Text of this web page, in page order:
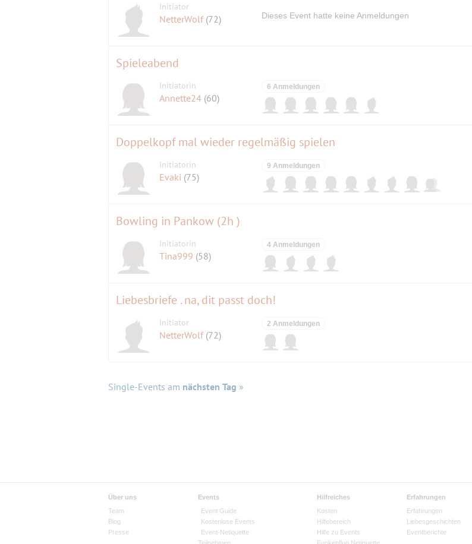
Initiator
NetterWolf (72) Dieses Event hatte keine Anmeldungen
Spieleabend
Initiatorin
Annette24 (60)
6 Anmeldungen
Doppelkopf mal wieder regelmäßig spielen
Initiatorin
Evaki (75)
9 Anmeldungen
Bowling in Pankow (2h )
Initiatorin
Tina999 (58)
4 Anmeldungen
Liebesbriefe . na, dit passt doch!
Initiator
NetterWolf (72)
2 Anmeldungen
Single-Events am nächsten Tag »
Über uns
Team
Blog
Presse
Events
Event Guide
Kostenlose Events
Event-Netiquette
Hilfreiches
Kosten
Hilfebereich
Hilfe zu Events
Erfahrungen
Erfahrungen
Liebesgeschichten
Eventberichte